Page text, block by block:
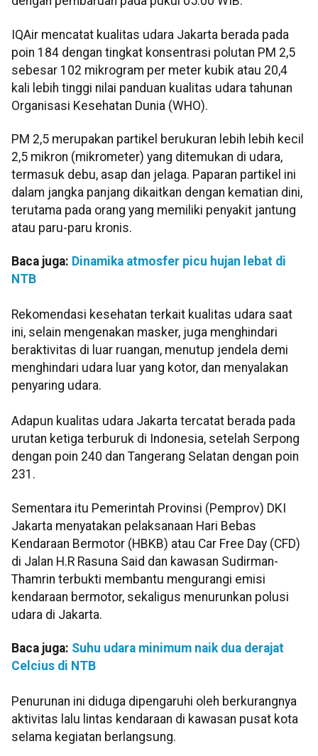
IQAir mencatat kualitas udara Jakarta berada pada
poin 184 dengan tingkat konsentrasi polutan PM 2,5
sebesar 102 mikrogram per meter kubik atau 20,4
kali lebih tinggi nilai panduan kualitas udara tahunan
Organisasi Kesehatan Dunia (WHO).
PM 2,5 merupakan partikel berukuran lebih lebih kecil
2,5 mikron (mikrometer) yang ditemukan di udara,
termasuk debu, asap dan jelaga. Paparan partikel ini
dalam jangka panjang dikaitkan dengan kematian dini,
terutama pada orang yang memiliki penyakit jantung
atau paru-paru kronis.
Baca juga: Dinamika atmosfer picu hujan lebat di
NTB
Rekomendasi kesehatan terkait kualitas udara saat
ini, selain mengenakan masker, juga menghindari
beraktivitas di luar ruangan, menutup jendela demi
menghindari udara luar yang kotor, dan menyalakan
penyaring udara.
Adapun kualitas udara Jakarta tercatat berada pada
urutan ketiga terburuk di Indonesia, setelah Serpong
dengan poin 240 dan Tangerang Selatan dengan poin
231.
Sementara itu Pemerintah Provinsi (Pemprov) DKI
Jakarta menyatakan pelaksanaan Hari Bebas
Kendaraan Bermotor (HBKB) atau Car Free Day (CFD)
di Jalan H.R Rasuna Said dan kawasan Sudirman-
Thamrin terbukti membantu mengurangi emisi
kendaraan bermotor, sekaligus menurunkan polusi
udara di Jakarta.
Baca juga: Suhu udara minimum naik dua derajat
Celcius di NTB
Penurunan ini diduga dipengaruhi oleh berkurangnya
aktivitas lalu lintas kendaraan di kawasan pusat kota
selama kegiatan berlangsung.